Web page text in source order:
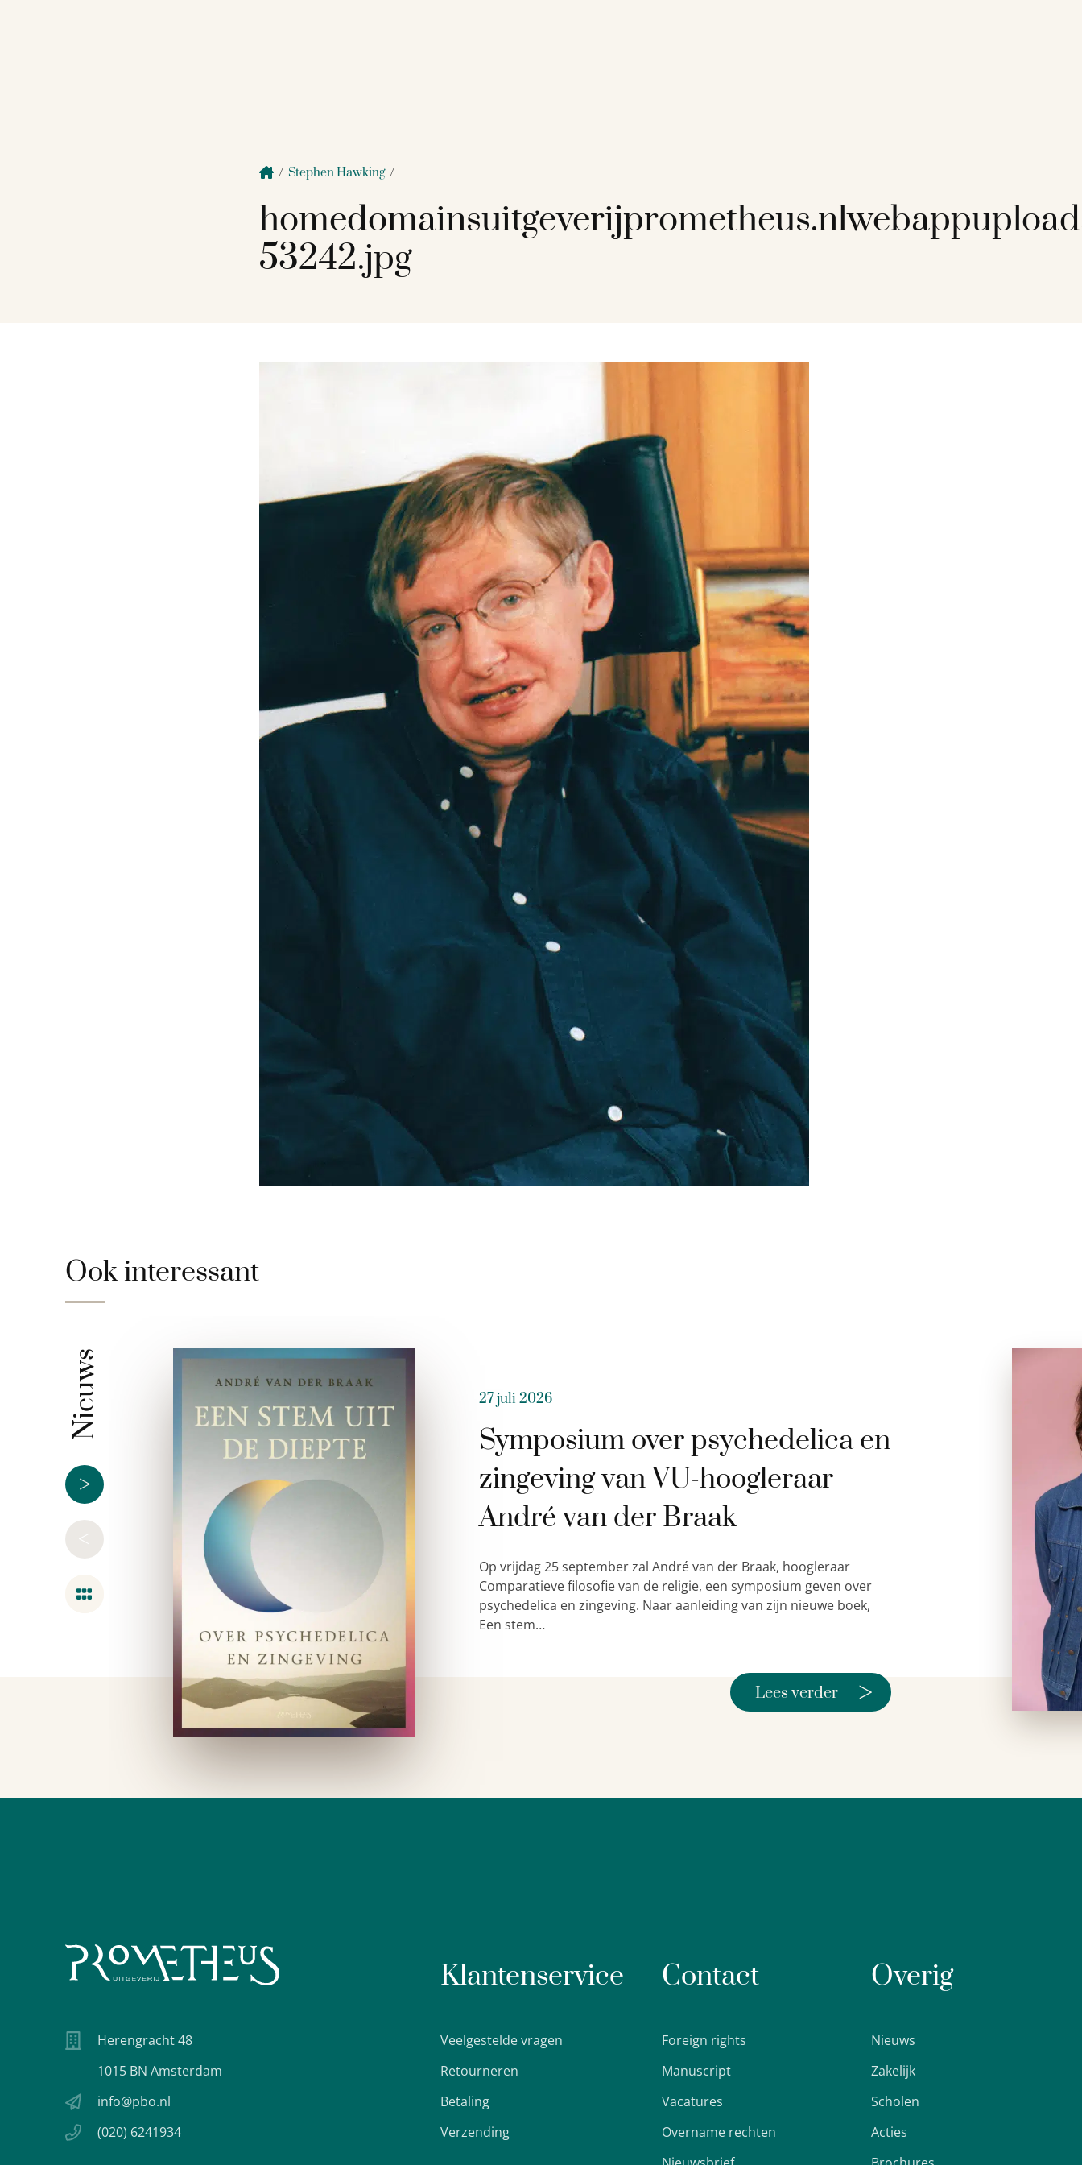
/ Stephen Hawking/
53242.jpg
Ook interessant
Nieuws
>
<
27 juli 2026
Symposium over psychedelica en
zingeving van VU-hoogleraar
André van der Braak
Op vrijdag 25 september zal André van der Braak, hoogleraar
Comparatieve filosofie van de religie, een symposium geven over
psychedelica en zingeving. Naar aanleiding van zijn nieuwe boek,
Een stem…
Lees verder >
Herengracht 48
1015 BN Amsterdam
info@pbo.nl
(020) 6241934
Klantenservice
Veelgestelde vragen
Retourneren
Betaling
Verzending
Contact
Foreign rights
Manuscript
Vacatures
Overname rechten
Overig
Nieuws
Zakelijk
Scholen
Acties